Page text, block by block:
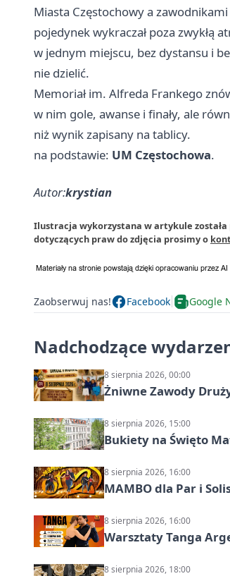
Miasta Częstochowy a
pojedynek wykraczał poza zwykłą
w jednym miejscu, bez dystansu i
nie dzielić.
Memoriał im. Alfreda Frankego
w nim gole, awanse i finały, ale
niż wynik zapisany na tablicy.
na podstawie: UM Częstochowa.
Autor:krystian
Ilustracja wykorzystana w artykule została
dotyczących praw do zdjęcia prosimy o
Zaobserwuj nas! Facebook Google
Nadchodzące
8 sierpnia 2026, 00:00
Żniwne Zawody
8 sierpnia 2026, 15:00
Bukiety na Święto
8 sierpnia 2026, 16:00
MAMBO dla Par i
8 sierpnia 2026, 16:00
Warsztaty Tanga
8 sierpnia 2026, 18:00